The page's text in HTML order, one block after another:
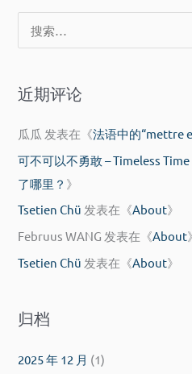
索
近期评论
瓜瓜 发表在《法语中的“mettre
可不可以不勇敢 – Timeless Time
了哪里？ 》
Tsetien Chü 发表在《About》
Februus WANG 发表在《About》
Tsetien Chü 发表在《About》
归档
2025 年 12 月 (1)